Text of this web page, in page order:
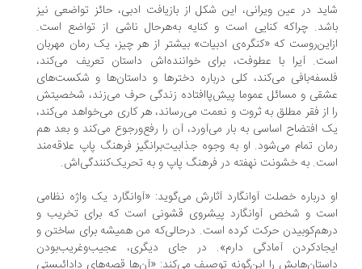
در عین ویرانی، این شکل از بازیافت ادبی، حائز تواضعی نیز
چراکه کنایی است و کنایه به‌هر‌حال ناشی از تواضع است.
که «کنگره‌ی ادبیات» بیشتر از هر چیز، یک رمان مهربان
آیرا با عطوفت، برای خواننده‌اش داستان تعریف می‌کند،
می‌کند، کلی درباره‌ دختر‌ها و داستان‌ها و شکست‌های
و مسائل عموما پیش‌پا‌افتاده‌ زندگی حرف می‌زند، شخصیتش
از فقر مطلق به ثروت و نعمت می‌رساند، هر کاری می‌خواهد می‌کند،
افتضاح اساسی به بار می‌آورد، آن را رفع‌ورجوع می‌کند و بعد هم
تمام می‌شود. او به وجوه جذابیت‌برانگیز فرهنگ پاپ علاقه‌مند
به خشونت نهفته در فرهنگ پاپ و به تحریک‌کنندگی‌اش.
درباره‌ خصلت آوانگارد آثارش می‌گوید: «آوانگارد یک واژه‌ نظامی
و شخص آوانگارد پیشروی قشونی است که برای تخریب و
حرکت کرده است. درحالی‌که من همیشه برای ساختن و
آمادگی دارم». در جای دیگری، عجیب‌و‌غریب‌بودن
را این‌گونه توصیف می‌کند: «آن‌ها قصه‌های دادائیستی